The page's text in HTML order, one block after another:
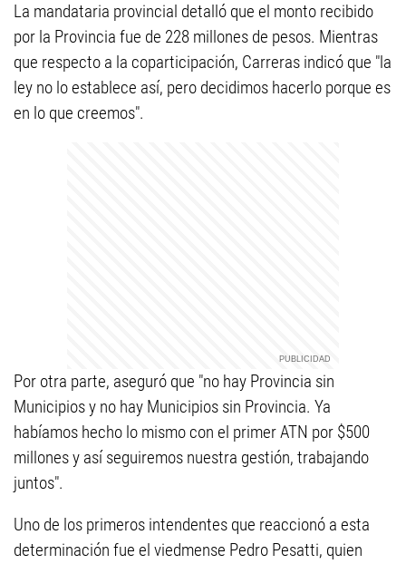
La mandataria provincial detalló que el monto recibido
por la Provincia fue de 228 millones de pesos. Mientras
que respecto a la coparticipación, Carreras indicó que "la
ley no lo establece así, pero decidimos hacerlo porque es
en lo que creemos".
Por otra parte, aseguró que "no hay Provincia sin
Municipios y no hay Municipios sin Provincia. Ya
habíamos hecho lo mismo con el primer ATN por $500
millones y así seguiremos nuestra gestión, trabajando
juntos".
Uno de los primeros intendentes que reaccionó a esta
determinación fue el viedmense Pedro Pesatti, quien